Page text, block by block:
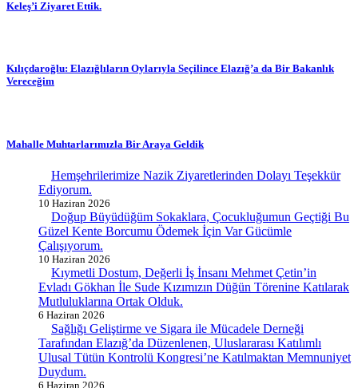
Keleş’i Ziyaret Ettik.
Kılıçdaroğlu: Elazığlıların Oylarıyla Seçilince Elazığ’a da Bir Bakanlık
Vereceğim
Mahalle Muhtarlarımızla Bir Araya Geldik
Hemşehrilerimize Nazik Ziyaretlerinden Dolayı Teşekkür
Ediyorum.
10 Haziran 2026
Doğup Büyüdüğüm Sokaklara, Çocukluğumun Geçtiği Bu
Güzel Kente Borcumu Ödemek İçin Var Gücümle
Çalışıyorum.
10 Haziran 2026
Kıymetli Dostum, Değerli İş İnsanı Mehmet Çetin’in
Evladı Gökhan İle Sude Kızımızın Düğün Törenine Katılarak
Mutluluklarına Ortak Olduk.
6 Haziran 2026
Sağlığı Geliştirme ve Sigara ile Mücadele Derneği
Tarafından Elazığ’da Düzenlenen, Uluslararası Katılımlı
Ulusal Tütün Kontrolü Kongresi’ne Katılmaktan Memnuniyet
Duydum.
6 Haziran 2026